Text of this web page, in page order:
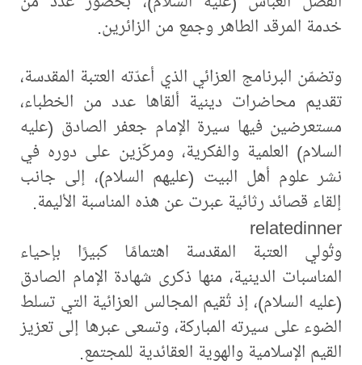
خدمة المرقد الطاهر وجمع من الزائرين.
وتضمّن البرنامج العزائي الذي أعدّته العتبة المقدسة،
تقديم محاضرات دينية ألقاها عدد من الخطباء،
مستعرضين فيها سيرة الإمام جعفر الصادق (عليه
السلام) العلمية والفكرية، ومركّزين على دوره في
نشر علوم أهل البيت (عليهم السلام)، إلى جانب
إلقاء قصائد رثائية عبرت عن هذه المناسبة الأليمة.
relatedinner
وتُولي العتبة المقدسة اهتمامًا كبيرًا بإحياء
المناسبات الدينية، منها ذكرى شهادة الإمام الصادق
(عليه السلام)، إذ تُقيم المجالس العزائية التي تسلط
الضوء على سيرته المباركة، وتسعى عبرها إلى تعزيز
القيم الإسلامية والهوية العقائدية للمجتمع.